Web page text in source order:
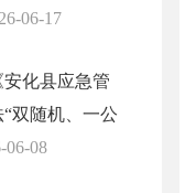
06-17
化县应急管
双随机、一公
06-08